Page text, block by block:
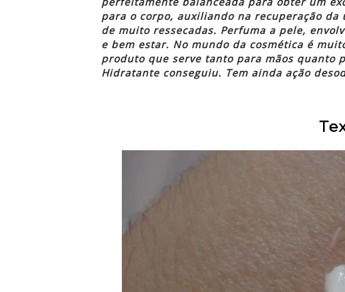
para o corpo, auxiliando na recuperação
de muito ressecadas. Perfuma a pele,
e bem estar. No mundo da cosmética é
produto que serve tanto para mãos quanto
Hidratante conseguiu. Tem ainda ação